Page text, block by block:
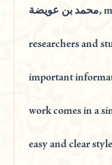
محمد بن عويضة, making it an important reference for
researchers and
important
work comes in a
easy and clear